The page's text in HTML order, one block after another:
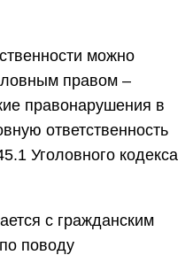
можно
правом –
правонарушения в
ответственность
Уголовного кодекса
с гражданским
поводу